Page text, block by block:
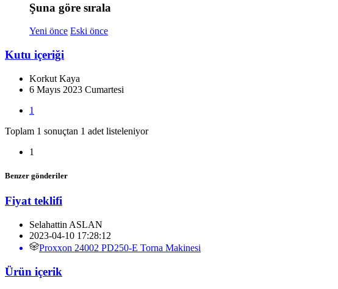
Şuna göre sırala
Yeni önce Eski önce
Kutu içeriği
Korkut Kaya
6 Mayıs 2023 Cumartesi
1
Toplam 1 sonuçtan 1 adet listeleniyor
1
Benzer gönderiler
Fiyat teklifi
Selahattin ASLAN
2023-04-10 17:28:12
Proxxon 24002 PD250-E Torna Makinesi
Ürün içerik